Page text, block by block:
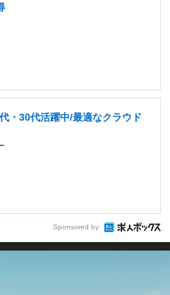
・30代活躍中/最適なクラウド
Sponsored by